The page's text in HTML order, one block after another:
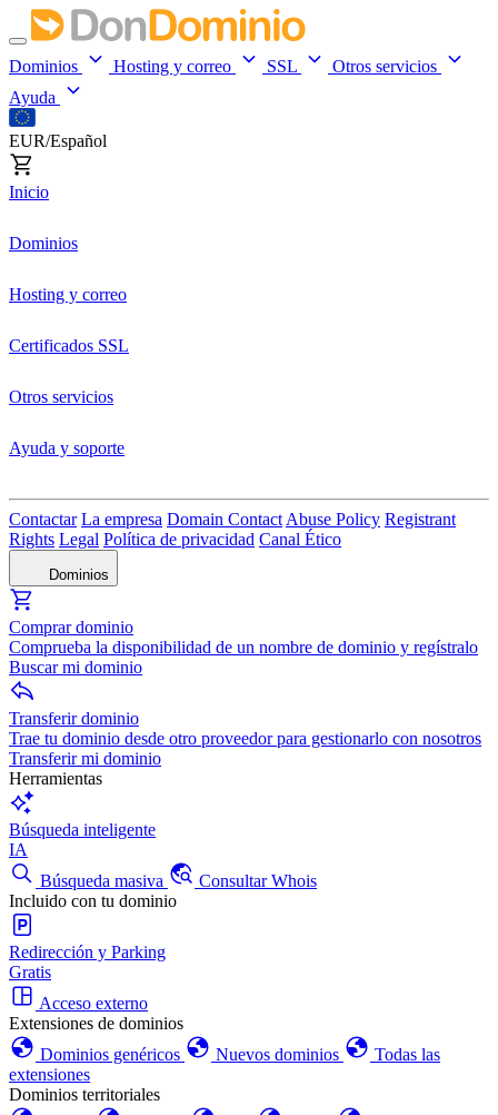
Dominios Hosting y correo SSL
Otros servicios
Ayuda
EUR/Español
Inicio
Dominios
Hosting y correo
Certificados SSL
Otros servicios
Ayuda y soporte
Contactar La empresa Domain Contact Abuse Policy Registrant
Rights Legal Política de privacidad Canal Ético
Dominios
Comprar dominio
Comprueba la disponibilidad de un nombre de dominio y regístralo
Buscar mi dominio
Transferir dominio
Trae tu dominio desde otro proveedor para gestionarlo con nosotros
Transferir mi dominio
Herramientas
Búsqueda inteligente
IA
Búsqueda masiva
Consultar Whois
Incluido con tu dominio
Redirección y Parking
Gratis
Acceso externo
Extensiones de dominios
Dominios genéricos
Nuevos dominios
Todas las
extensiones
Dominios territoriales